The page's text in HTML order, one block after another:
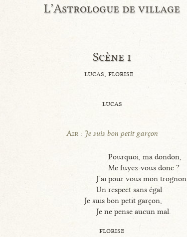
L’Astrologue de village
Scène i
lucas, florise
lucas
Air : Je suis bon petit garçon
Pourquoi, ma dondon,
Me fuyez-vous donc ?
J’ai pour vous mon trognon
Un respect sans égal.
Je suis bon petit garçon,
Je ne pense aucun mal.
florise